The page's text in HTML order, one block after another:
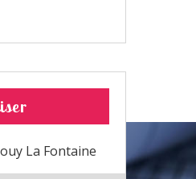
La Fontaine